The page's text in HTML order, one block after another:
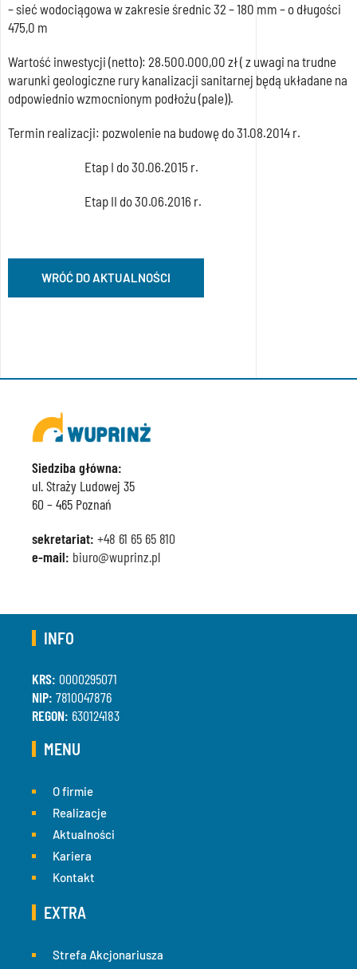
– sieć wodociągowa w zakresie średnic 32 – 180 mm – o długości
475,0 m
Wartość inwestycji (netto): 28.500.000,00 zł ( z uwagi na trudne
warunki geologiczne rury kanalizacji sanitarnej będą układane na
odpowiednio wzmocnionym podłożu (pale)).
Termin realizacji: pozwolenie na budowę do 31.08.2014 r.
Etap I do 30.06.2015 r.
Etap II do 30.06.2016 r.
WRÓĆ DO AKTUALNOŚCI
Siedziba główna:
ul. Straży Ludowej 35
60 – 465 Poznań
sekretariat: +48 61 65 65 810
e-mail: biuro@wuprinz.pl
INFO
KRS: 0000295071
NIP: 7810047876
REGON: 630124183
MENU
O firmie
Realizacje
Aktualności
Kariera
Kontakt
EXTRA
Strefa Akcjonariusza